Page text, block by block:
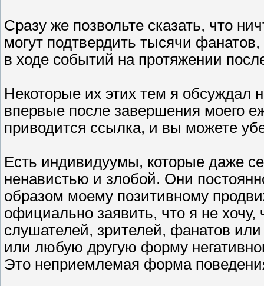
Сразу же позвольте сказать, что
могут подтвердить тысячи
в ходе событий на протяжении
Некоторые их этих тем я обсуждал
впервые после завершения моего
приводится ссылка, и вы можете
Есть индивидуумы, которые даже
ненавистью и злобой. Они
образом моему позитивному
официально заявить, что я не хочу,
слушателей, зрителей, фанатов
или любую другую форму
Это неприемлемая форма